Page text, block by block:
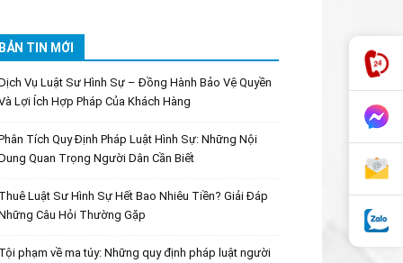
BẢN TIN MỚI
Vụ Luật Sư Hình Sự – Đồng Hành Bảo Vệ Quyền
Lợi Ích Hợp Pháp Của Khách Hàng
Tích Quy Định Pháp Luật Hình Sự: Những Nội
Quan Trọng Người Dân Cần Biết
Thuê Luật Sư Hình Sự Hết Bao Nhiêu Tiền? Giải Đáp
Câu Hỏi Thường Gặp
Tội phạm về ma túy: Những quy định pháp luật người